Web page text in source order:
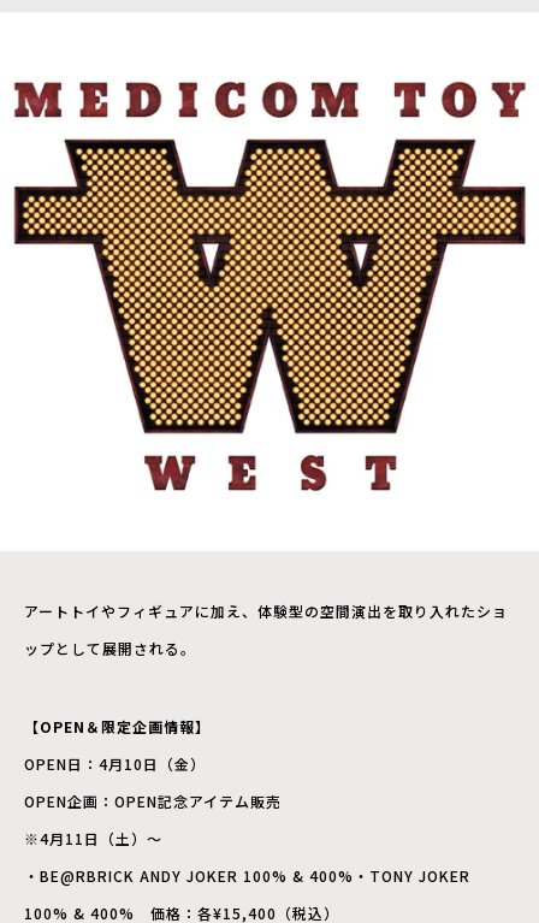
アートトイやフィギュアに加え、体験型の空間演出を取り入れたショ
ップとして展開される。
【OPEN＆限定企画情報】
OPEN日：4月10日（金）
OPEN企画：OPEN記念アイテム販売
※4月11日（土）～
・BE@RBRICK ANDY JOKER 100% & 400%・TONY JOKER
100% & 400% 価格：各¥15,400（税込）